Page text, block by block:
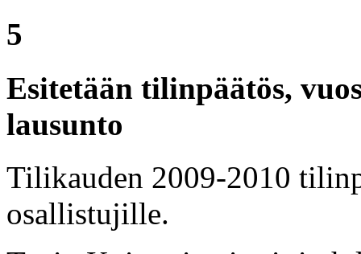
5
Esitetään tilinpäätös,
lausunto
Tilikauden 2009-2010
osallistujille.